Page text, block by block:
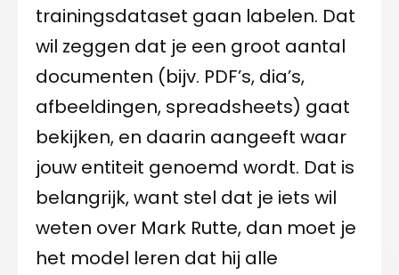
trainingsdataset gaan labelen. Dat
wil zeggen dat je een groot aantal
documenten (bijv. PDF’s, dia’s,
afbeeldingen, spreadsheets) gaat
bekijken, en daarin aangeeft waar
jouw entiteit genoemd wordt. Dat is
belangrijk, want stel dat je iets wil
weten over Mark Rutte, dan moet je
het model leren dat hij alle